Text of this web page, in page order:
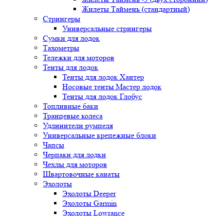
Жилеты Таймень (стандартный)
Стрингеры
Универсальные стрингеры
Сумки для лодок
Тахометры
Тележки для моторов
Тенты для лодок
Тенты для лодок Хантер
Носовые тенты Мастер лодок
Тенты для лодок Глобус
Топливные баки
Транцевые колеса
Удлинители румпеля
Универсальные крепежные блоки
Чапсы
Черпаки для лодки
Чехлы для моторов
Швартовочные канаты
Эхолоты
Эхолоты Deeper
Эхолоты Garmin
Эхолоты Lowrance